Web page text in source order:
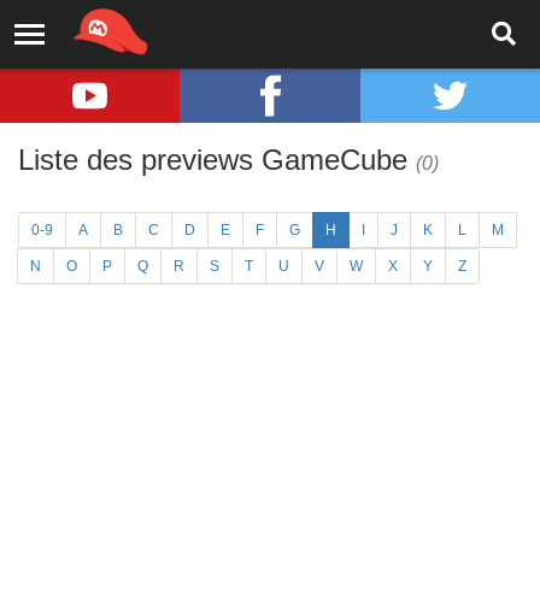
Liste des previews GameCube (0)
0-9 A B C D E F G H J K L M
N O P Q R S T U V W X Y Z